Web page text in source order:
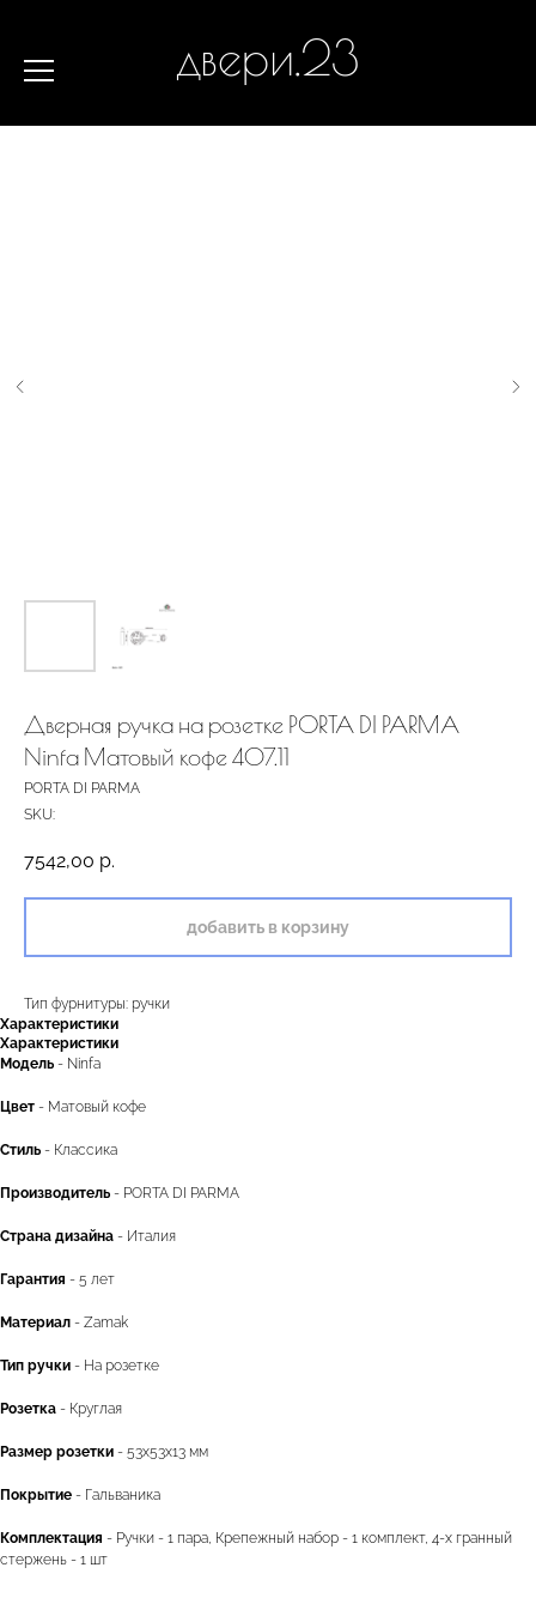
двери.23
Дверная ручка на розетке PORTA DI PARMA
Ninfa Матовый кофе 407.11
PORTA DI PARMA
SKU:
7542,00 р.
добавить в корзину
Тип фурнитуры: ручки
Характеристики
Характеристики
Модель - Ninfa
Цвет - Матовый кофе
Стиль - Классика
Производитель - PORTA DI PARMA
Страна дизайна - Италия
Гарантия - 5 лет
Материал - Zamak
Тип ручки - На розетке
Розетка - Круглая
Размер розетки - 53x53x13 мм
Покрытие - Гальваника
Комплектация - Ручки - 1 пара, Крепежный набор - 1 комплект, 4-х гранный
стержень - 1 шт